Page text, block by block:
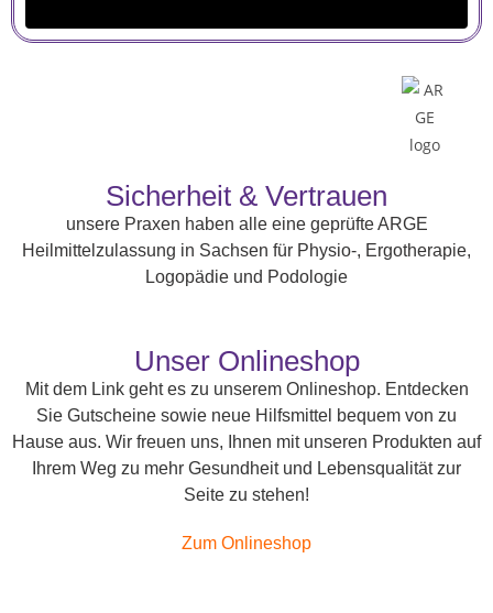
Sicherheit & Vertrauen
unsere Praxen haben alle eine geprüfte ARGE
Heilmittelzulassung in Sachsen für Physio-, Ergotherapie,
Logopädie und Podologie
Unser Onlineshop
Mit dem Link geht es zu unserem Onlineshop. Entdecken
Sie Gutscheine sowie neue Hilfsmittel bequem von zu
Hause aus. Wir freuen uns, Ihnen mit unseren Produkten auf
Ihrem Weg zu mehr Gesundheit und Lebensqualität zur
Seite zu stehen!
Zum Onlineshop